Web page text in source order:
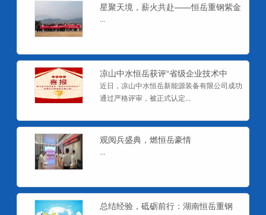
星聚天境，薪火共赴——恒岳重钢紫金
山团建
...
凉山中水恒岳获评“省级企业技术中
心”， 创新实力
近日，凉山中水恒岳新能源装备有限公司成功
通过严格评审，被正式认定...
观阅兵盛典，燃恒岳豪情
...
总结经验，砥砺前行：湖南恒岳重钢